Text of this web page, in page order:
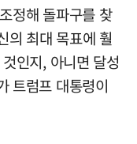
정해 돌파구를 찾
의 최대 목표에 훨
인지, 아니면 달성
트럼프 대통령이